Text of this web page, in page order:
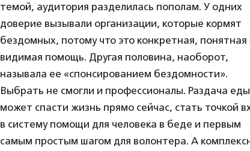
темой, аудитория разделилась пополам. У одних
доверие вызывали организации, которые кормят
бездомных, потому что это конкретная, понятная
видимая помощь. Другая половина, наоборот,
называла ее «спонсированием бездомности».
Выбрать не смогли и профессионалы. Раздача еды
может спасти жизнь прямо сейчас, стать точкой
в систему помощи для человека в беде и первым
самым простым шагом для волонтера. А